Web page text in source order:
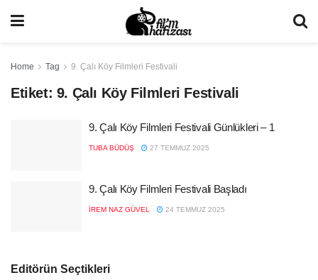
Home Tag 9. Çalı Köy Filmleri Festivali
Etiket: 9. Çalı Köy Filmleri Festivali
9. Çalı Köy Filmleri Festivali Günlükleri – 1
TUBA BÜDÜŞ 27 TEMMUZ 2025
9. Çalı Köy Filmleri Festivali Başladı
İREM NAZ GÜVEL 24 TEMMUZ 2025
Editörün Seçtikleri